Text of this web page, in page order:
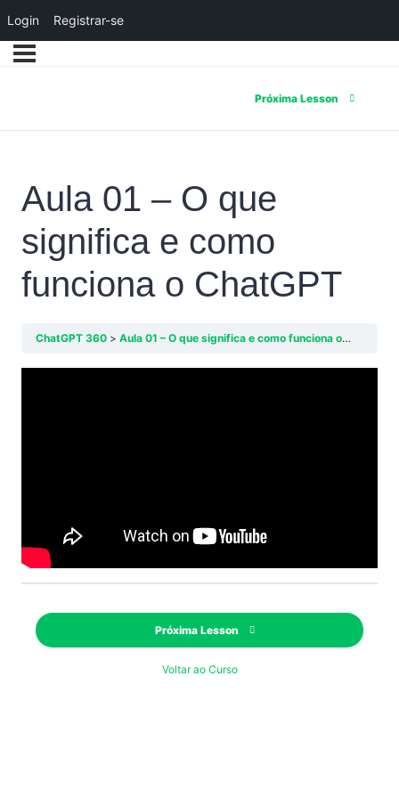
Próxima Lesson
Aula 01 – O que
significa e como
funciona o ChatGPT
ChatGPT 360 Aula 01 – O que significa e como funciona o ChatGPT
Voltar ao Curso
Próxima Lesson
Login Registrar-se